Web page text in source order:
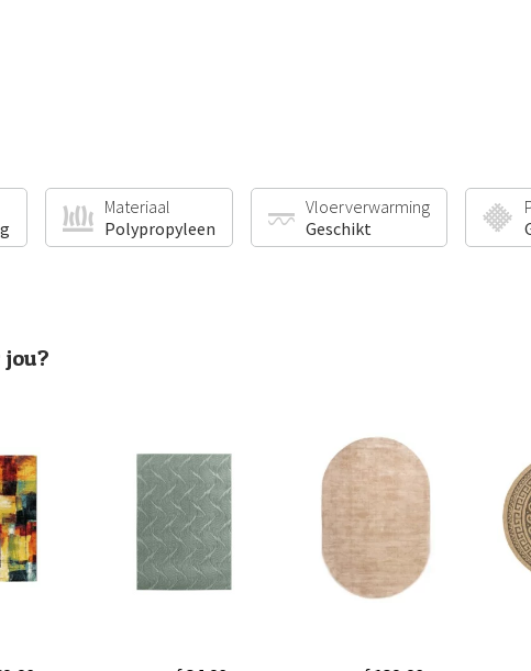
Materiaal
Polypropyleen
Vloerverwarming
Geschikt
jou?